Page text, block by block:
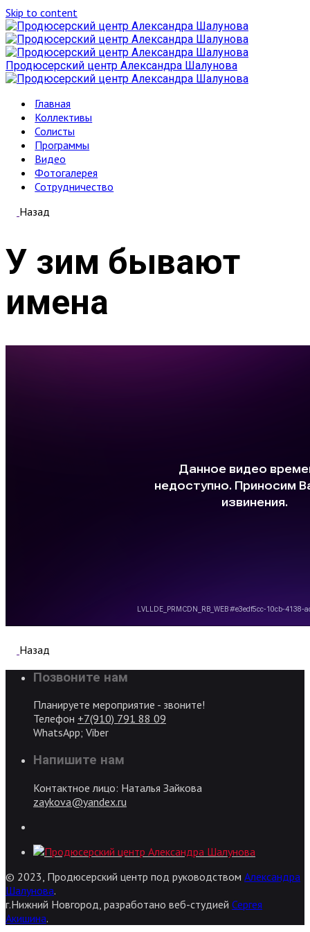
Skip to content
Продюсерский центр Александра Шалунова
Главная
Коллективы
Солисты
Программы
Видео
Фотогалерея
Сотрудничество
Назад
У зим бывают
имена
Назад
Позвоните нам
Планируете мероприятие - звоните!
Телефон +7(910) 791 88 09
WhatsApp; Viber
Напишите нам
Контактное лицо: Наталья Зайкова
zaykova@yandex.ru
© 2023, Продюсерский центр под руководством Александра
Шалунова.
г.Нижний Новгород, разработано веб-студией Сергея
Акишина.